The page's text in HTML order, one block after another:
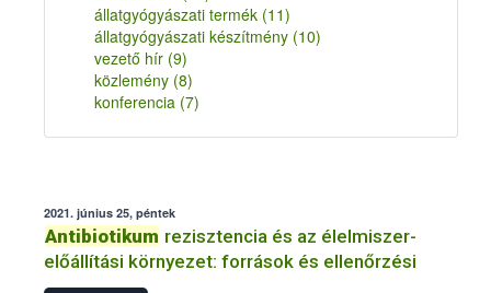
állatgyógyászati termék (11)
állatgyógyászati készítmény (10)
vezető hír (9)
közlemény (8)
konferencia (7)
2021. június 25, péntek
Antibiotikum rezisztencia és az élelmiszer-
előállítási környezet: források és ellenőrzési